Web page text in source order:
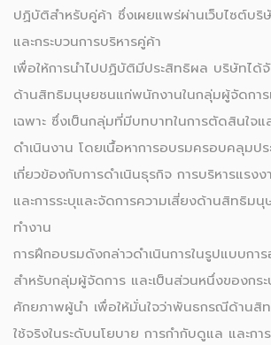
ปฏิบัติสำหรับคู่ค้า ซึ่งเผยแพร่ผ่านเว็บไซต์บริ
และกระบวนการบริหารคู่ค้า
เพื่อให้การนำไปปฏิบัติมีประสิทธิผล บริษัทได้
ด้านสิทธิมนุษยชนแก่พนักงานในกลุ่มผู้จัดการ
เฉพาะ ซึ่งเป็นกลุ่มที่มีบทบาทในการตัดสินใจแ
ดำเนินงาน โดยเนื้อหาการอบรมครอบคลุมป
เกี่ยวข้องกับการดำเนินธุรกิจ การบริหารแรง
และการระบุและจัดการความเสี่ยงด้านสิทธิมนุ
ทำงาน
การฝึกอบรมดังกล่าวดำเนินการในรูปแบบกา
สำหรับกลุ่มผู้จัดการ และเป็นส่วนหนึ่งของกร
ศักยภาพผู้นำ เพื่อให้มั่นใจว่าพันธกรณีด้านสิ
ใช้จริงในระดับนโยบาย การกำกับดูแล และก